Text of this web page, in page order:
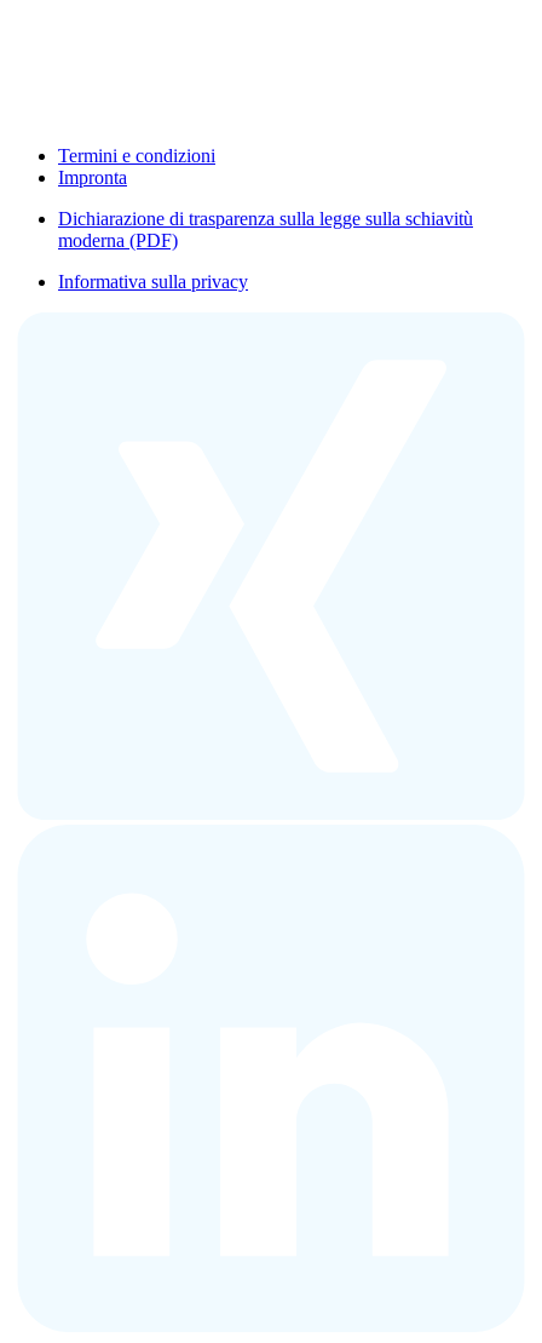
Termini e condizioni
Impronta
Dichiarazione di trasparenza sulla legge sulla schiavitù
moderna (PDF)
Informativa sulla privacy